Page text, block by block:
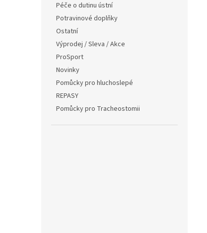
Péče o dutinu ústní
Potravinové doplňky
Ostatní
Výprodej / Sleva / Akce
ProSport
Novinky
Pomůcky pro hluchoslepé
REPASY
Pomůcky pro Tracheostomii